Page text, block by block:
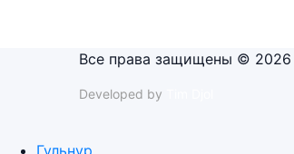
Все права защищены ©
Developed by
Гульнур